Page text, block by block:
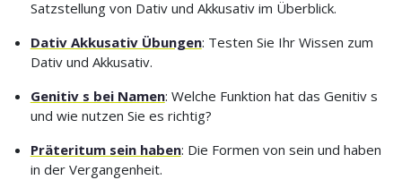
Satzstellung von Dativ und Akkusativ im Überblick.
Dativ Akkusativ Übungen: Testen Sie Ihr Wissen zum
Dativ und Akkusativ.
Genitiv s bei Namen: Welche Funktion hat das Genitiv s
und wie nutzen Sie es richtig?
Präteritum sein haben: Die Formen von sein und haben
in der Vergangenheit.